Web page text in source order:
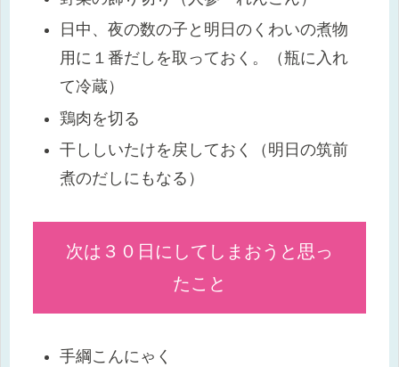
日中、夜の数の子と明日のくわいの煮物
用に１番だしを取っておく。（瓶に入れ
て冷蔵）
鶏肉を切る
干ししいたけを戻しておく（明日の筑前
煮のだしにもなる）
次は３０日にしてしまおうと思っ
たこと
手綱こんにゃく